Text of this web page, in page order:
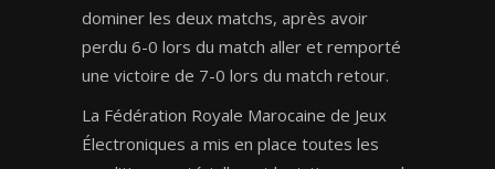
dominer les deux matchs, après avoir
perdu 6-0 lors du match aller et remporté
une victoire de 7-0 lors du match retour.
La Fédération Royale Marocaine de Jeux
Électroniques a mis en place toutes les